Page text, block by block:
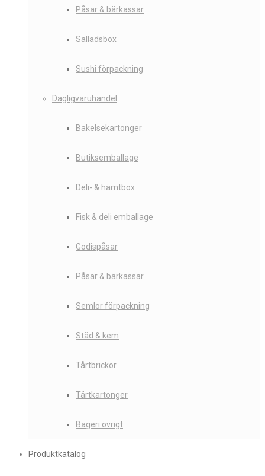
Påsar & bärkassar
Salladsbox
Sushi förpackning
Dagligvaruhandel
Bakelsekartonger
Butiksemballage
Deli- & hämtbox
Fisk & deli emballage
Godispåsar
Påsar & bärkassar
Semlor förpackning
Städ & kem
Tårtbrickor
Tårtkartonger
Bageri övrigt
Produktkatalog